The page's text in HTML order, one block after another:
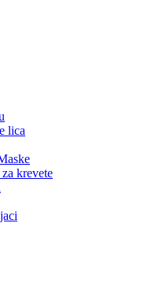
lica
krevete